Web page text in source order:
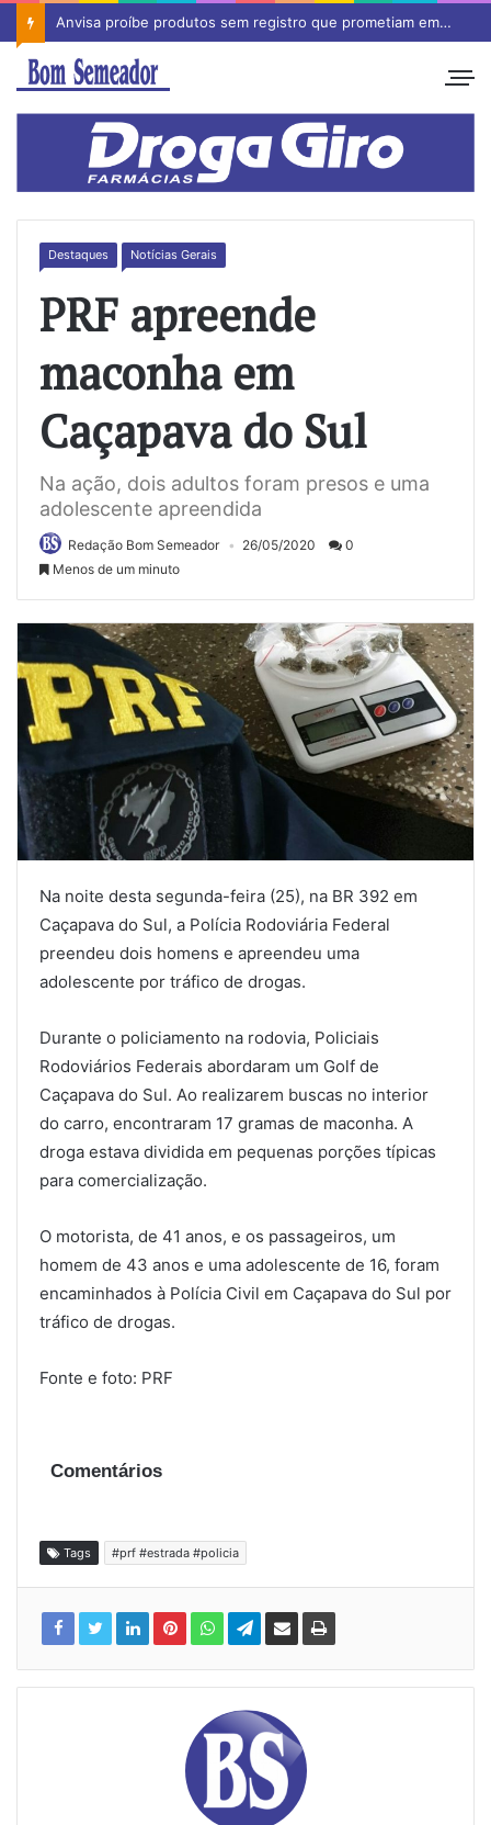
Anvisa proíbe produtos sem registro que prometiam emagrecimento
Destaques Notícias Gerais
PRF apreende
maconha em
Caçapava do Sul
Na ação, dois adultos foram presos e uma
adolescente apreendida
Redação Bom Semeador 26/05/2020
0
Menos de um minuto
Na noite desta segunda-feira (25), na BR 392 em
Caçapava do Sul, a Polícia Rodoviária Federal
preendeu dois homens e apreendeu uma
adolescente por tráfico de drogas.
Durante o policiamento na rodovia, Policiais
Rodoviários Federais abordaram um Golf de
Caçapava do Sul. Ao realizarem buscas no interior
do carro, encontraram 17 gramas de maconha. A
droga estava dividida em pequenas porções típicas
para comercialização.
O motorista, de 41 anos, e os passageiros, um
homem de 43 anos e uma adolescente de 16, foram
encaminhados à Polícia Civil em Caçapava do Sul por
tráfico de drogas.
Fonte e foto: PRF
Comentários
Tags #prf #estrada #policia